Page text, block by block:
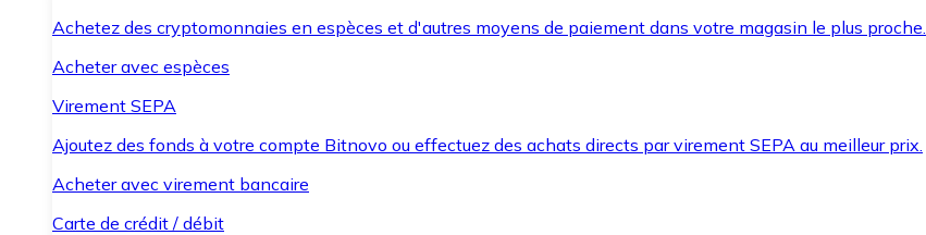
Achetez des cryptomonnaies en espèces et d'autres moyens de paiement dans votre magasin le plus proche.
Acheter avec espèces
Virement SEPA
Ajoutez des fonds à votre compte Bitnovo ou effectuez des achats directs par virement SEPA au meilleur prix.
Acheter avec virement bancaire
Carte de crédit / débit